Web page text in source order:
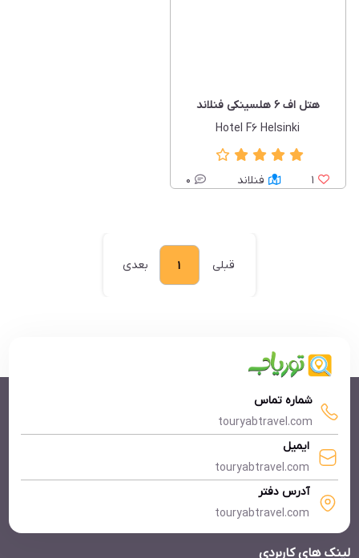
هتل اف 6 هلسینکی فنلاند
Hotel F6 Helsinki
1 فنلاند 0
قبلی 1 بعدی
شماره تماس
touryabtravel.com
ایمیل
touryabtravel.com
آدرس دفتر
touryabtravel.com
لینک های کاربردی